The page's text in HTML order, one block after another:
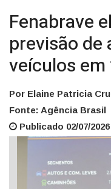
Fenabrave
previsão de
veículos em
Por Elaine Patricia
Fonte: Agência Brasil
Publicado 02/07/